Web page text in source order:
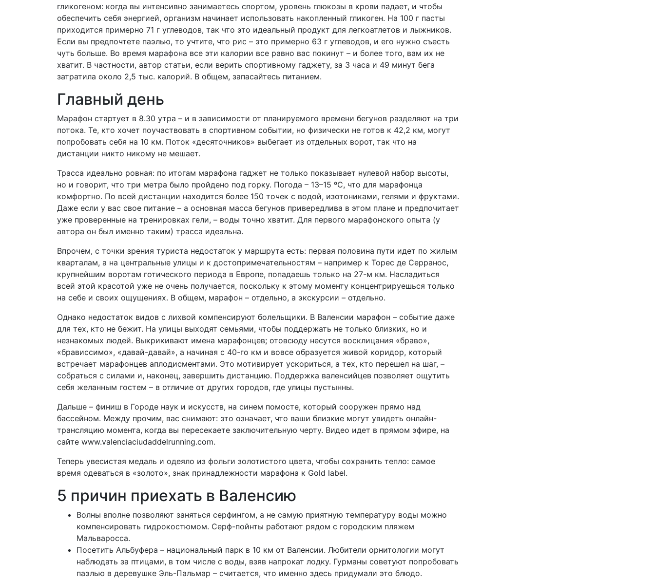
гликогеном: когда вы интенсивно занимаетесь спортом, уровень глюкозы в крови падает, и чтобы
обеспечить себя энергией, организм начинает использовать накопленный гликоген. На 100 г пасты
приходится примерно 71 г углеводов, так что это идеальный продукт для легкоатлетов и лыжников.
Если вы предпочтете паэлью, то учтите, что рис – это примерно 63 г углеводов, и его нужно съесть
чуть больше. Во время марафона все эти калории все равно вас покинут – и более того, вам их не
хватит. В частности, автор статьи, если верить спортивному гаджету, за 3 часа и 49 минут бега
затратила около 2,5 тыс. калорий. В общем, запасайтесь питанием.
Главный день
Марафон стартует в 8.30 утра – и в зависимости от планируемого времени бегунов разделяют на три
потока. Те, кто хочет поучаствовать в спортивном событии, но физически не готов к 42,2 км, могут
попробовать себя на 10 км. Поток «десяточников» выбегает из отдельных ворот, так что на
дистанции никто никому не мешает.
Трасса идеально ровная: по итогам марафона гаджет не только показывает нулевой набор высоты,
но и говорит, что три метра было пройдено под горку. Погода – 13–15 ºС, что для марафонца
комфортно. По всей дистанции находится более 150 точек с водой, изотониками, гелями и фруктами.
Даже если у вас свое питание – а основная масса бегунов привередлива в этом плане и предпочитает
уже проверенные на тренировках гели, – воды точно хватит. Для первого марафонского опыта (у
автора он был именно таким) трасса идеальна.
Впрочем, с точки зрения туриста недостаток у маршрута есть: первая половина пути идет по жилым
кварталам, а на центральные улицы и к достопримечательностям – например к Торес де Серранос,
крупнейшим воротам готического периода в Европе, попадаешь только на 27-м км. Насладиться
всей этой красотой уже не очень получается, поскольку к этому моменту концентрируешься только
на себе и своих ощущениях. В общем, марафон – отдельно, а экскурсии – отдельно.
Однако недостаток видов с лихвой компенсируют болельщики. В Валенсии марафон – событие даже
для тех, кто не бежит. На улицы выходят семьями, чтобы поддержать не только близких, но и
незнакомых людей. Выкрикивают имена марафонцев; отовсюду несутся восклицания «браво»,
«брависсимо», «давай-давай», а начиная с 40-го км и вовсе образуется живой коридор, который
встречает марафонцев аплодисментами. Это мотивирует ускориться, а тех, кто перешел на шаг, –
собраться с силами и, наконец, завершить дистанцию. Поддержка валенсийцев позволяет ощутить
себя желанным гостем – в отличие от других городов, где улицы пустынны.
Дальше – финиш в Городе наук и искусств, на синем помосте, который сооружен прямо над
бассейном. Между прочим, вас снимают: это означает, что ваши близкие могут увидеть онлайн-
трансляцию момента, когда вы пересекаете заключительную черту. Видео идет в прямом эфире, на
сайте www.valenciaciudaddelrunning.com.
Теперь увесистая медаль и одеяло из фольги золотистого цвета, чтобы сохранить тепло: самое
время одеваться в «золото», знак принадлежности марафона к Gold label.
5 причин приехать в Валенсию
Волны вполне позволяют заняться серфингом, а не самую приятную температуру воды можно
компенсировать гидрокостюмом. Серф-пойнты работают рядом с городским пляжем
Мальваросса.
Посетить Альбуфера – национальный парк в 10 км от Валенсии. Любители орнитологии могут
наблюдать за птицами, в том числе с воды, взяв напрокат лодку. Гурманы советуют попробовать
паэлью в деревушке Эль-Пальмар – считается, что именно здесь придумали это блюдо.